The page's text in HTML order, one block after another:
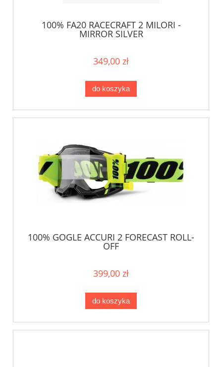
100% FA20 RACECRAFT 2 MILORI -
MIRROR SILVER
349,00 zł
do koszyka
100% GOGLE ACCURI 2 FORECAST ROLL-
OFF
399,00 zł
do koszyka